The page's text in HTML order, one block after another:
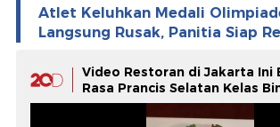
Atlet Keluhkan Medali
Langsung Rusak, Panitia Siap
Video Restoran di Jakarta Ini
Rasa Prancis Selatan Kelas